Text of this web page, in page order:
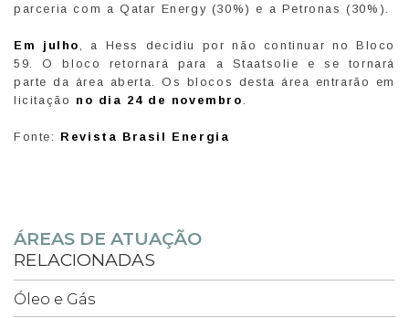
parceria com a Qatar Energy (30%) e a Petronas (30%).
Em julho
, a Hess decidiu por não continuar no Bloco
59. O bloco retornará para a Staatsolie e se tornará
parte da área aberta. Os blocos desta área entrarão em
licitação no dia 24 de novembro
Fonte: Revista Brasil Energia
ÁREAS DE ATUAÇÃO
RELACIONADAS
Óleo e Gás